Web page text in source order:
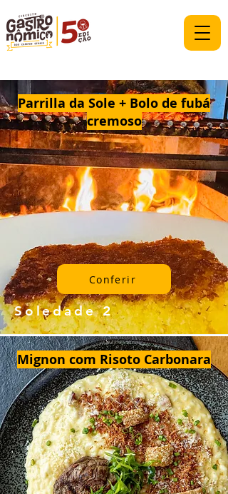
Parrilla da Sole + Bolo de fubá
cremoso
Conferir
Soledade 2
Mignon com Risoto Carbonara